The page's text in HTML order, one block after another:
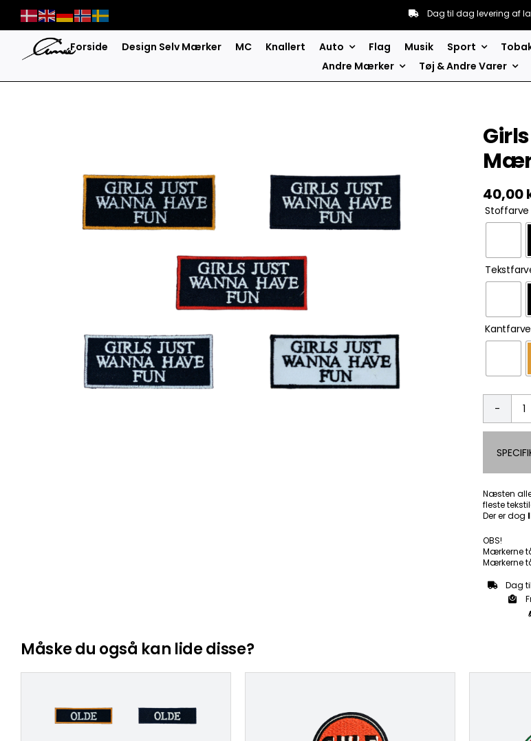
content
Dag til dag levering af
Forside Design Selv Mærker MC Knallert Auto Flag Musik Sport
Andre Mærker
Tøj & Andre Varer
40,00
Stoffarve
Kantfarve
Næsten
fleste
Der er dog
OBS!
Mærkerne
Mærkerne
Dag
Måske du også kan lide disse?